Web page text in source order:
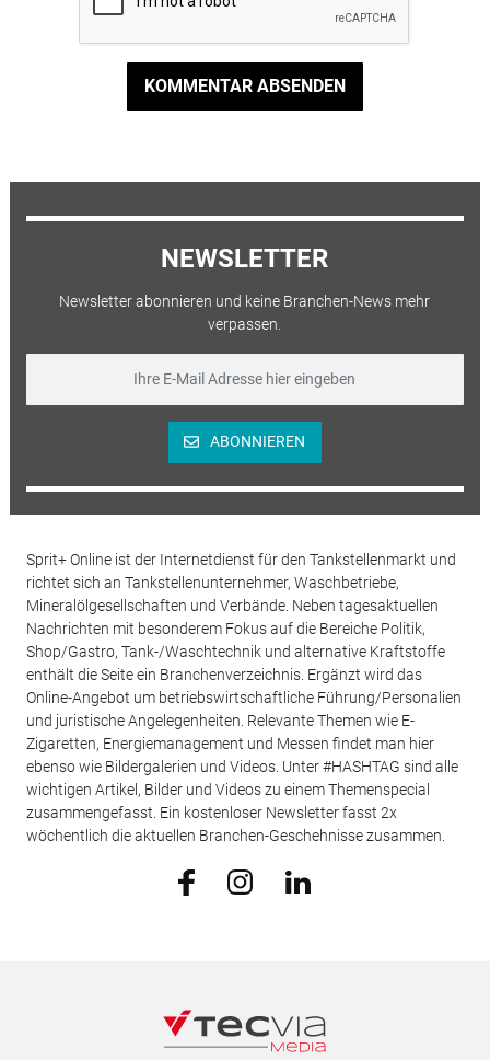
KOMMENTAR ABSENDEN
NEWSLETTER
Newsletter abonnieren und keine Branchen-News mehr
verpassen.
ABONNIEREN
Sprit+ Online ist der Internetdienst für den Tankstellenmarkt und
richtet sich an Tankstellenunternehmer, Waschbetriebe,
Mineralölgesellschaften und Verbände. Neben tagesaktuellen
Nachrichten mit besonderem Fokus auf die Bereiche Politik,
Shop/Gastro, Tank-/Waschtechnik und alternative Kraftstoffe
enthält die Seite ein Branchenverzeichnis. Ergänzt wird das
Online-Angebot um betriebswirtschaftliche Führung/Personalien
und juristische Angelegenheiten. Relevante Themen wie E-
Zigaretten, Energiemanagement und Messen findet man hier
ebenso wie Bildergalerien und Videos. Unter #HASHTAG sind alle
wichtigen Artikel, Bilder und Videos zu einem Themenspecial
zusammengefasst. Ein kostenloser Newsletter fasst 2x
wöchentlich die aktuellen Branchen-Geschehnisse zusammen.